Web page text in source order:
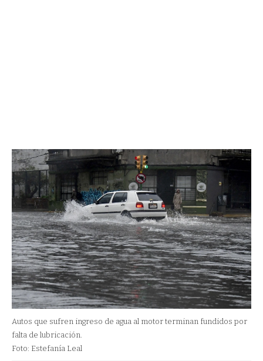
Autos que sufren ingreso de agua al motor terminan fundidos por
falta de lubricación.
Foto: Estefanía Leal